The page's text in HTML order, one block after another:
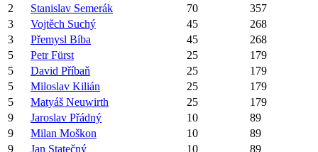
2
Stanislav Semerák 70
357
3
Vojtěch Suchý 45
268
3
Přemysl Bíba 45
268
5
Petr Fürst 25
179
5
David Příbaň 25
179
5
Miloslav Kilián 25
179
5
Matyáš Neuwirth 25
179
9
Jaroslav Přádný 10
89
9
Milan Moškon 10
89
9
Jan Statečný 10
89